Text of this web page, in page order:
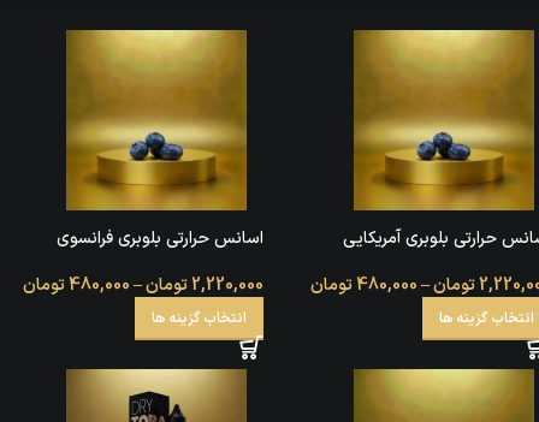
حرارتی بلوبری آمریکایی
تومان–
480,000تومان
انتخاب گزینه ها
اسانس حرارتی بلوبری فرانسوی
2,220,000تومان–
480,000تومان
انتخاب گزینه ها